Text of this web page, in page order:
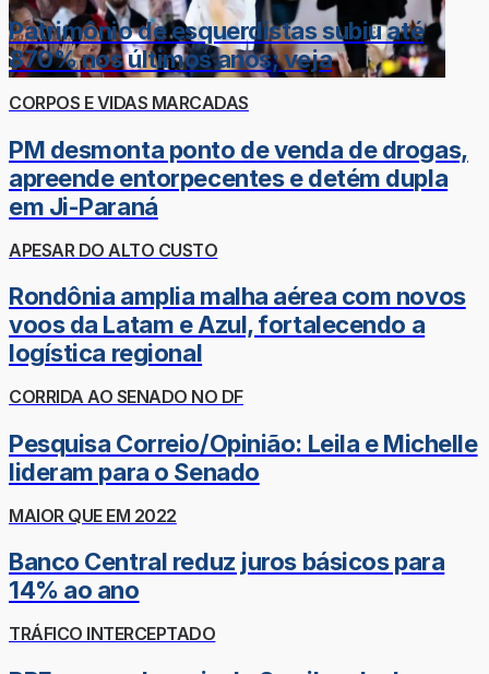
Patrimônio de esquerdistas subiu até
870% nos últimos anos; veja
CORPOS E VIDAS MARCADAS
PM desmonta ponto de venda de drogas,
apreende entorpecentes e detém dupla
em Ji-Paraná
APESAR DO ALTO CUSTO
Rondônia amplia malha aérea com novos
voos da Latam e Azul, fortalecendo a
logística regional
CORRIDA AO SENADO NO DF
Pesquisa Correio/Opinião: Leila e Michelle
lideram para o Senado
MAIOR QUE EM 2022
Banco Central reduz juros básicos para
14% ao ano
TRÁFICO INTERCEPTADO